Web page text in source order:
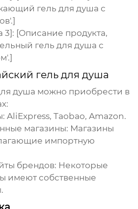
гель для душа с
3]: [Описание продукта,
гель для душа с
гель для душа
душа можно приобрести в
AliExpress, Taobao, Amazon.
магазины: Магазины
импортную
брендов: Некоторые
имеют собственные